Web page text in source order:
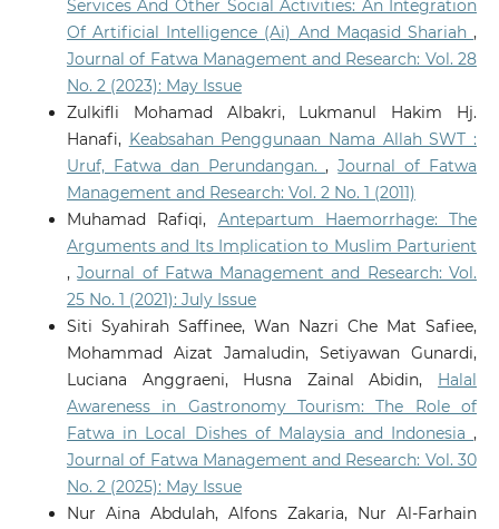
Services And Other Social Activities: An Integration
Of Artificial Intelligence (Ai) And Maqasid Shariah,
Journal of Fatwa Management and Research: Vol. 28
No. 2 (2023): May Issue
Zulkifli Mohamad Albakri, Lukmanul Hakim Hj.
Hanafi, Keabsahan Penggunaan Nama Allah SWT :
Uruf, Fatwa dan Perundangan.,Journal of Fatwa
Management and Research: Vol. 2 No. 1 (2011)
Muhamad Rafiqi, Antepartum Haemorrhage: The
Arguments and Its Implication to Muslim Parturient
,Journal of Fatwa Management and Research: Vol.
25 No. 1 (2021): July Issue
Siti Syahirah Saffinee, Wan Nazri Che Mat Safiee,
Mohammad Aizat Jamaludin, Setiyawan Gunardi,
Luciana Anggraeni, Husna Zainal Abidin, Halal
Awareness in Gastronomy Tourism: The Role of
Fatwa in Local Dishes of Malaysia and Indonesia,
Journal of Fatwa Management and Research: Vol. 30
No. 2 (2025): May Issue
Nur Aina Abdulah, Alfons Zakaria, Nur Al-Farhain